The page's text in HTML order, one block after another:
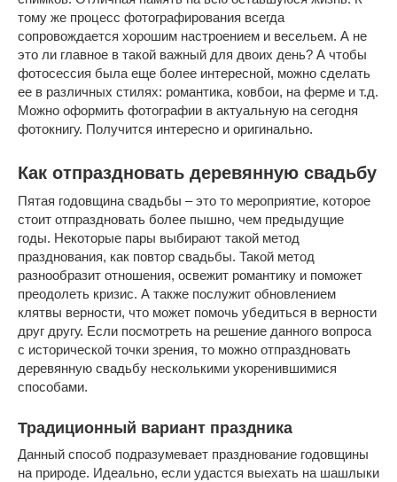
тому же процесс фотографирования всегда
сопровождается хорошим настроением и весельем. А не
это ли главное в такой важный для двоих день? А чтобы
фотосессия была еще более интересной, можно сделать
ее в различных стилях: романтика, ковбои, на ферме и т.д.
Можно оформить фотографии в актуальную на сегодня
фотокнигу. Получится интересно и оригинально.
Как отпраздновать деревянную свадьбу
Пятая годовщина свадьбы – это то мероприятие, которое
стоит отпраздновать более пышно, чем предыдущие
годы. Некоторые пары выбирают такой метод
празднования, как повтор свадьбы. Такой метод
разнообразит отношения, освежит романтику и поможет
преодолеть кризис. А также послужит обновлением
клятвы верности, что может помочь убедиться в верности
друг другу. Если посмотреть на решение данного вопроса
с исторической точки зрения, то можно отпраздновать
деревянную свадьбу несколькими укоренившимися
способами.
Традиционный вариант праздника
Данный способ подразумевает празднование годовщины
на природе. Идеально, если удастся выехать на шашлыки